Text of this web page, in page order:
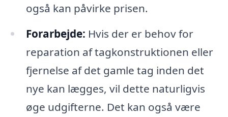
også kan påvirke prisen.
Forarbejde: Hvis der er behov for
reparation af tagkonstruktionen eller
fjernelse af det gamle tag inden det
nye kan lægges, vil dette naturligvis
øge udgifterne. Det kan også være